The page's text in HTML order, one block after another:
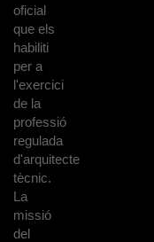
oficial
que els
habiliti
per a
l'exercici
de la
professió
regulada
d'arquitecte
tècnic.
La
missió
del